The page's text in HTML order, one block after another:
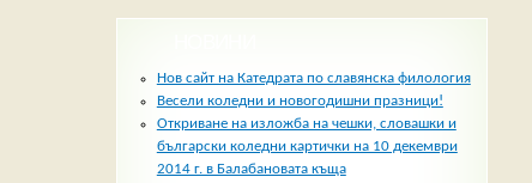
Нов сайт на Катедрата по славянска филология
Весели коледни и новогодишни празници!
Откриване на изложба на чешки, словашки и
български коледни картички на 10 декември
2014 г. в Балабановата къща